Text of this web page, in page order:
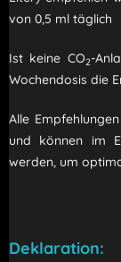
von 0,5 ml täglich
Ist keine CO2-
Wochendosis die
Alle
und können im
werden, um
Deklaration: